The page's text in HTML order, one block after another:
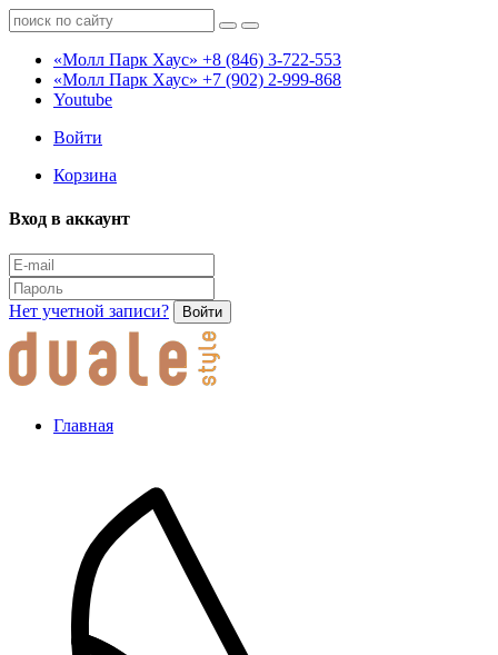
«Молл Парк Хаус» +8 (846) 3-722-553
«Молл Парк Хаус» +7 (902) 2-999-868
Youtube
Войти
Корзина
Вход в аккаунт
Нет учетной записи? Войти
Главная